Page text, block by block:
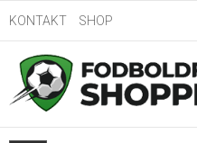
KONTAKT SHOP